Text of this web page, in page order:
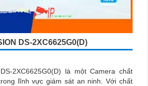
DS-2XC6625G0(D)
2XC6625G0(D) là một Camera chất
lĩnh vực giám sát an ninh. Với chất